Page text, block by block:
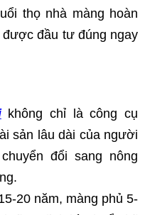
thọ nhà màng hoàn
đầu tư đúng ngay
không chỉ là công cụ
sản lâu dài của người
đổi sang nông
20 năm, màng phủ 5-